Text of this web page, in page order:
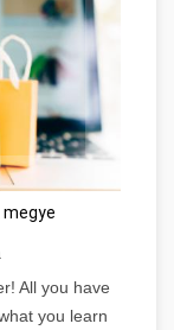
megye
All you have
you learn